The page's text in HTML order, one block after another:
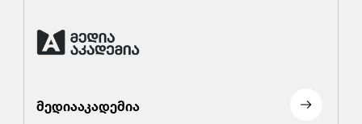
მედიააკადემია